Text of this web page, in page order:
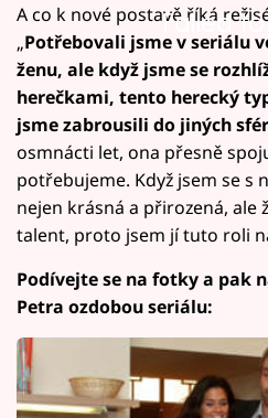
Failed
A co k nové postavě říká
„Potřebovali jsme v seriálu
ženu, ale když jsme se
herečkami, tento herecký
jsme zabrousili do jiných sfér
osmnácti let, ona přesně
potřebujeme. Když jsem se s
nejen krásná a přirozená, ale
talent, proto jsem jí tuto roli
Podívejte se na fotky a pak
Petra ozdobou seriálu: